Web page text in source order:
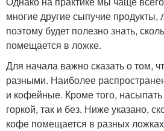
многие другие сыпучие
поэтому будет полезно знать,
помещается в ложке.
Для начала важно сказать о том,
разными. Наиболее
и кофейные. Кроме того,
горкой, так и без. Ниже указано,
кофе помещается в разных